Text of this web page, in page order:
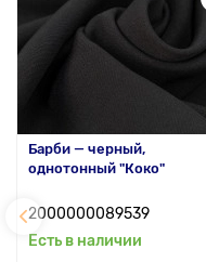
Барби — черный,
однотонный "Коко"
2000000089539
Есть в наличии